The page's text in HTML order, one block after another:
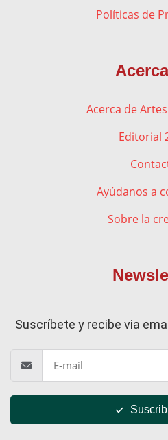
Políticas de
Acerca de
Editorial
Ayúdanos a
Sobre la
Suscríbete y recibe via